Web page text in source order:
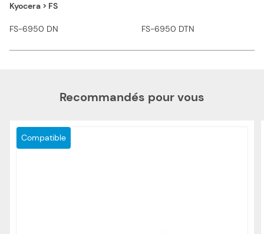
Kyocera > FS
FS-6950 DN FS-6950 DTN
Recommandés pour vous
Compatible